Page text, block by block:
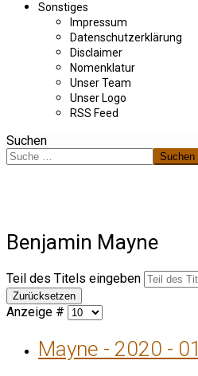
Sonstiges
Impressum
Datenschutzerklärung
Disclaimer
Nomenklatur
Unser Team
Unser Logo
RSS Feed
Suchen
Suchen
Benjamin Mayne
Teil des Titels eingeben
Zurücksetzen
Anzeige #
Mayne - 2020 - 01